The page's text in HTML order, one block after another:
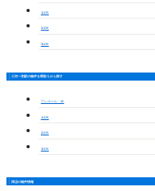
1LDK
2LDK
3LDK
三河一宮駅の物件を間取りから探す
ワンルーム・1K
1LDK
2LDK
3LDK
周辺の物件情報